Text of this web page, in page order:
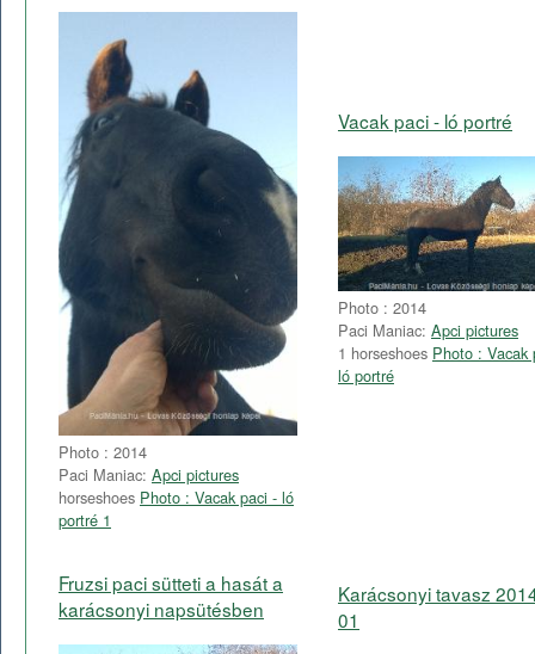
Photo : 2014
Paci Maniac: Apci pictures
horseshoes Photo : Vacak paci - ló
portré 1
Vacak paci - ló portré
Photo : 2014
Paci Maniac: Apci pictures
1 horseshoes Photo : Vacak
ló portré
Fruzsi paci sütteti a hasát a
karácsonyi napsütésben
Karácsonyi tavasz
01